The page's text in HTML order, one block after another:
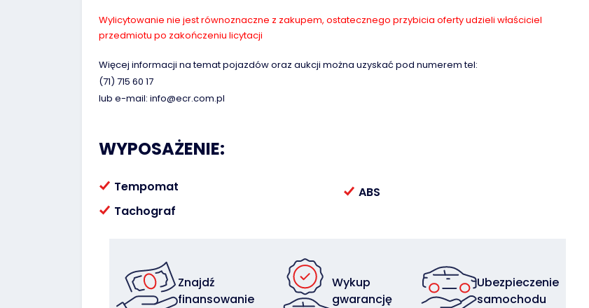
Wylicytowanie nie jest równoznaczne z zakupem, ostatecznego przybicia oferty udzieli właściciel
przedmiotu po zakończeniu licytacji
Więcej informacji na temat pojazdów oraz aukcji można uzyskać pod numerem tel:
(71) 715 60 17
lub e-mail: info@ecr.com.pl
WYPOSAŻENIE:
Tempomat
Tachograf
ABS
Znajdź
finansowanie
Wykup
gwarancję
Ubezpieczenie
samochodu